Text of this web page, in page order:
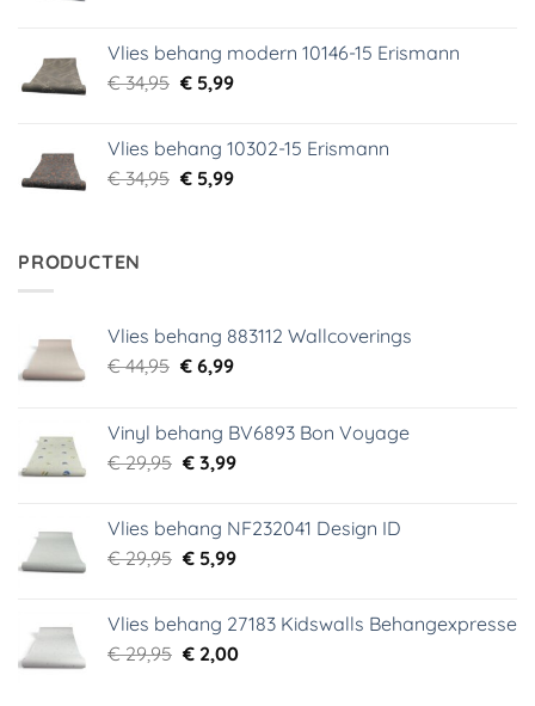
€ 39,95.€ 5,99.
Vlies behang modern 10146-15 Erismann
€34,95 Oorspronkelijke
€ 34,95.
€5,99Huidige
€ 5,99.
Vlies behang 10302-15 Erismann
€34,95 Oorspronkelijke
€5,99Huidige
PRODUCTEN
Vlies behang 883112 Wallcoverings
€44,95 Oorspronkelijke
€ 44,95.
€6,99Huidige
€ 6,99.
Vinyl behang BV6893 Bon Voyage
€29,95 Oorspronkelijke
€ 29,95.
€3,99Huidige
€ 3,99.
Vlies behang NF232041 Design ID
€29,95 Oorspronkelijke
€ 29,95.
€5,99Huidige
€ 5,99.
Vlies behang 27183 Kidswalls Behangexpresse
€29,95 Oorspronkelijke
€2,00Huidige